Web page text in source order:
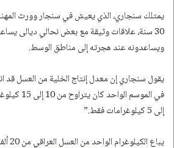
يمتلك سنجاري، الذي يعيش في سنجار وورث
30 سنة، علاقات وثيقة مع بعض نحالي ديالى
ويساعدونه عند هجرته إلى مناطق الوسط.
يقول سنجاري إن معدل إنتاج الخلية من العسل قد
إلى 5 كيلوغرامات فقط.”